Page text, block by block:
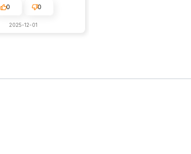
0 0
2025-12-01